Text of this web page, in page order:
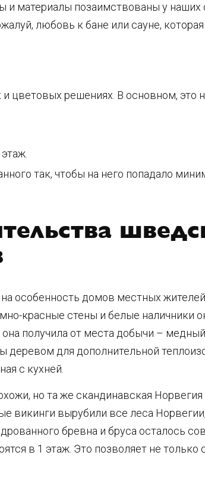
материалы позаимствованы у наших
любовь к бане или сауне,
цветовых решениях. В основном, это
так, чтобы на него попадало
особенность домов местных жителей
красные стены и белые наличники
она получила от места добычи –
для дополнительной
с кухней.
но та же скандинавская
викинги вырубили все леса
бревна и бруса осталось
в 1 этаж. Это позволяет не только